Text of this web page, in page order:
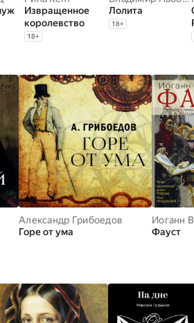
Извращенное
королевство
18+
Лолита
18+
Александр Грибоедов
Горе от ума
Иоганн
Фауст